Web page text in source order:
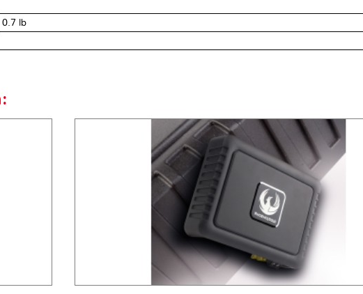
0.7 lb